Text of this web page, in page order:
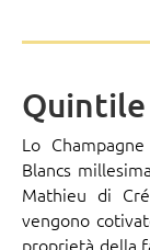
Quintile
Lo
Blancs
Mathieu di
vengono
proprietà della